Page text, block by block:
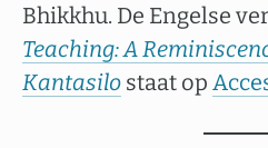
Bhikkhu. De Engelse
Teaching: A
Kantasilo staat op